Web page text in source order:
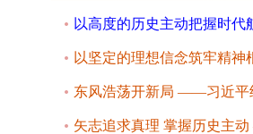
以坚定的理想信念筑牢精
东风浩荡开新局 ——习近平
矢志追求真理 掌握历史主